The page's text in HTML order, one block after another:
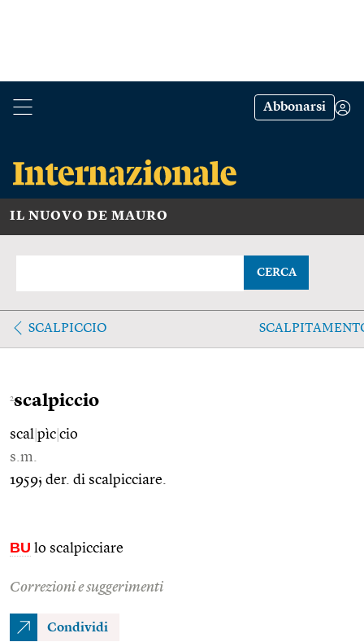
Abbonarsi
IL NUOVO DE MAURO
CERCA
SCALPICCIO
2scalpiccio
scal pìc cio
s.m.
1959; der. di scalpicciare.
BU lo scalpicciare
Correzioni e suggerimenti
Condividi